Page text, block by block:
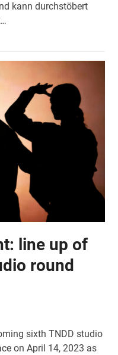
kann durchstöbert
line up of
round
sixth TNDD studio
on April 14, 2023 as